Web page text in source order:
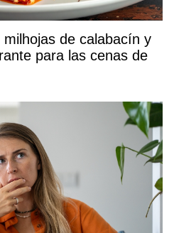
de calabacín y
para las cenas de